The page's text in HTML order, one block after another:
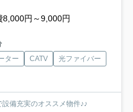
8,000円～9,000円
ター CATV
光ファイバー
備充実のオススメ物件♪♪